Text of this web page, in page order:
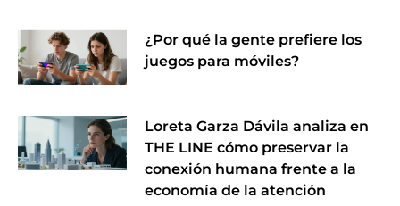
¿Por qué la gente prefiere los
juegos para móviles?
Loreta Garza Dávila analiza en
THE LINE cómo preservar la
conexión humana frente a la
economía de la atención